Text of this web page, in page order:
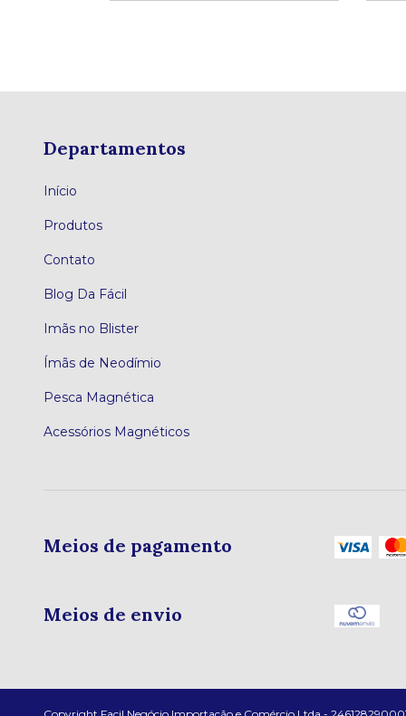
Departamentos
Início
Produtos
Contato
Blog Da Fácil
Imãs no Blister
Ímãs de Neodímio
Pesca Magnética
Acessórios Magnéticos
Meios de pagamento
Meios de envio